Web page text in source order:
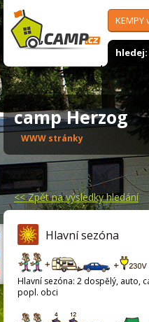
KEMPY
hledej:
camp Herzog
WWW stránky
<<Zpět na výsledky hledání
Hlavní sezóna
Hlavní sezóna: 2 dospělý, auto,
popl. obci